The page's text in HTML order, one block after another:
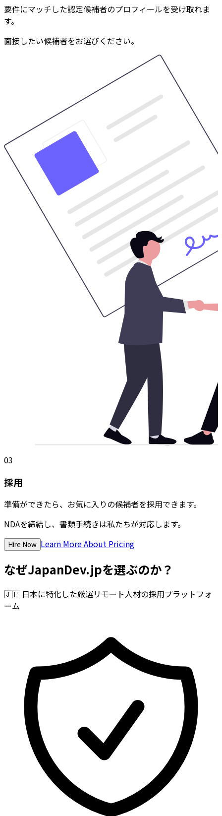
要件にマッチした認定候補者のプロフィールを受け取れま
す。
面接したい候補者をお選びください。
03
採用
準備ができたら、お気に入りの候補者を採用できます。
NDAを締結し、書類手続きは私たちが対応します。
Hire Now Learn More About Pricing
なぜJapanDev.jpを選ぶのか？
🇯🇵 日本に特化した厳選リモート人材の採用プラットフォ
ーム